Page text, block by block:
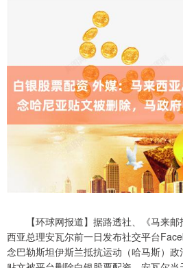
【环球网报道】据路透社、《马来邮
西亚总理安瓦尔前一日发布社交平台
念巴勒斯坦伊斯兰抵抗运动（哈马斯）政